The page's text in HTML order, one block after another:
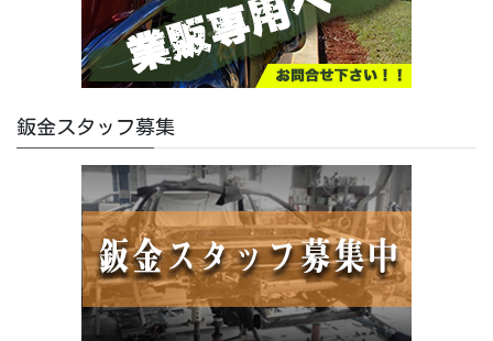
鈑金スタッフ募集